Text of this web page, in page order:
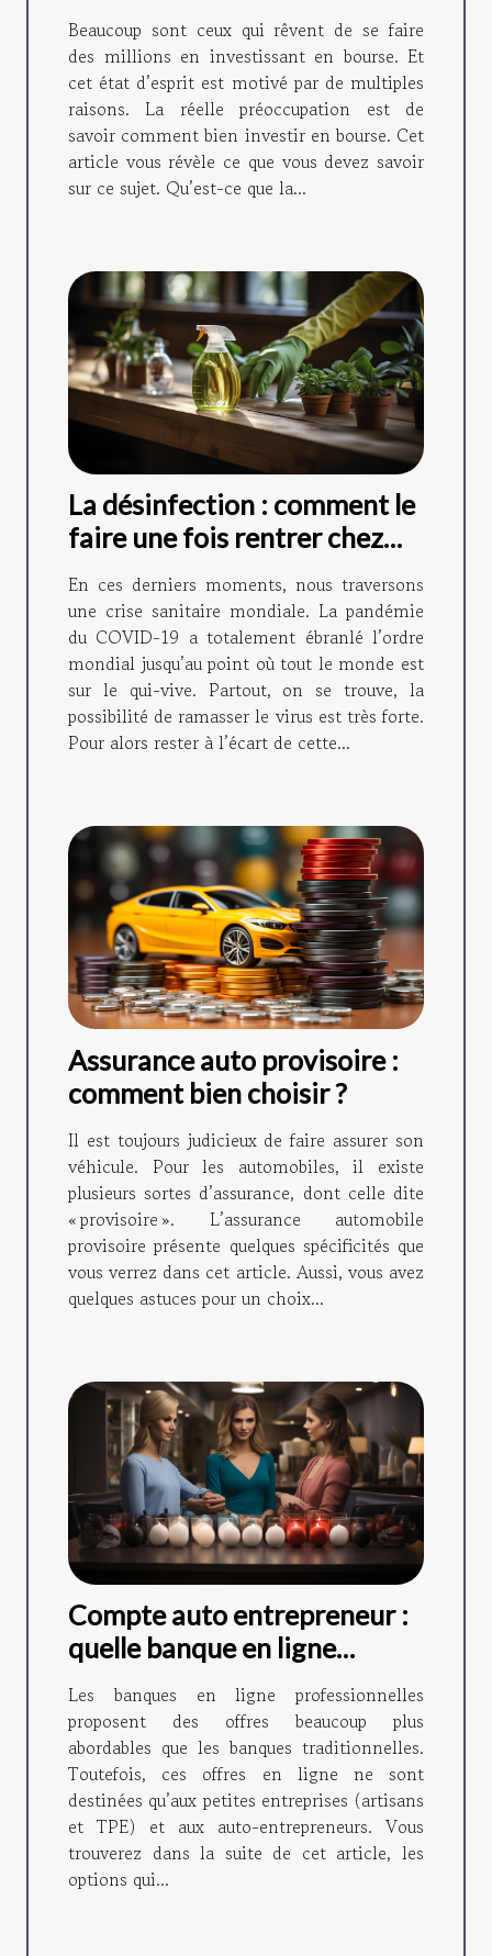
Beaucoup sont ceux qui rêvent de se faire
des millions en investissant en bourse. Et
cet état d’esprit est motivé par de multiples
raisons. La réelle préoccupation est de
savoir comment bien investir en bourse. Cet
article vous révèle ce que vous devez savoir
sur ce sujet. Qu’est-ce que la...
La désinfection : comment le
faire une fois rentrer chez
soi ?
En ces derniers moments, nous traversons
une crise sanitaire mondiale. La pandémie
du COVID-19 a totalement ébranlé l’ordre
mondial jusqu’au point où tout le monde est
sur le qui-vive. Partout, on se trouve, la
possibilité de ramasser le virus est très forte.
Pour alors rester à l’écart de cette...
Assurance auto provisoire :
comment bien choisir ?
Il est toujours judicieux de faire assurer son
véhicule. Pour les automobiles, il existe
plusieurs sortes d’assurance, dont celle dite
« provisoire ». L’assurance automobile
provisoire présente quelques spécificités que
vous verrez dans cet article. Aussi, vous avez
quelques astuces pour un choix...
Compte auto entrepreneur :
quelle banque en ligne
choisir ?
Les banques en ligne professionnelles
proposent des offres beaucoup plus
abordables que les banques traditionnelles.
Toutefois, ces offres en ligne ne sont
destinées qu’aux petites entreprises (artisans
et TPE) et aux auto-entrepreneurs. Vous
trouverez dans la suite de cet article, les
options qui...